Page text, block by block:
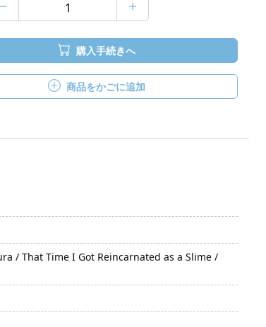
購入手続きへ
商品をかごに追加
/ That Time I Got Reincarnated as a Slime /